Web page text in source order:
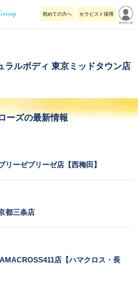
初めての方へ セラピスト採用
ラルボディ 東京ミッドタウン店
ーズの最新情報
リーゼブリーゼ店【西梅田】
都三条店
店【ハマクロス・長